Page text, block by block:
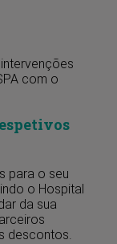
com o
para o seu
o Hospital
da sua
descontos.